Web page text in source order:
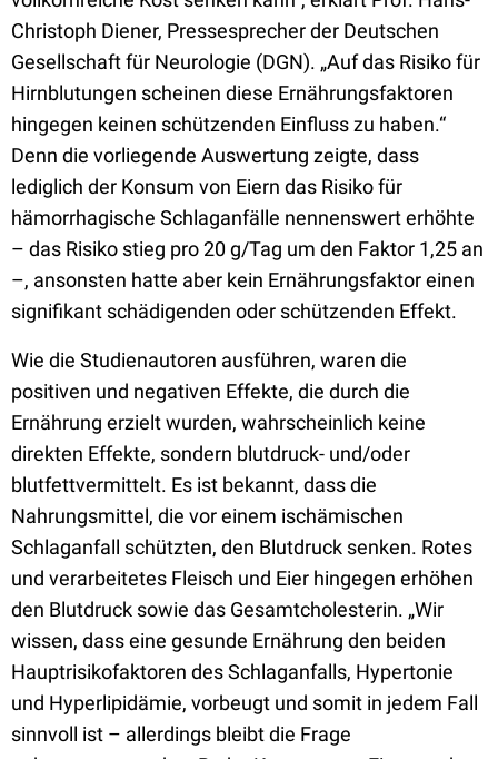
Christoph Diener, Pressesprecher der Deutschen
Gesellschaft für Neurologie (DGN). „Auf das Risiko für
Hirnblutungen scheinen diese Ernährungsfaktoren
hingegen keinen schützenden Einfluss zu haben.“
Denn die vorliegende Auswertung zeigte, dass
lediglich der Konsum von Eiern das Risiko für
hämorrhagische Schlaganfälle nennenswert erhöhte
– das Risiko stieg pro 20 g/Tag um den Faktor 1,25 an
–, ansonsten hatte aber kein Ernährungsfaktor einen
signifikant schädigenden oder schützenden Effekt.
Wie die Studienautoren ausführen, waren die
positiven und negativen Effekte, die durch die
Ernährung erzielt wurden, wahrscheinlich keine
direkten Effekte, sondern blutdruck- und/oder
blutfettvermittelt. Es ist bekannt, dass die
Nahrungsmittel, die vor einem ischämischen
Schlaganfall schützten, den Blutdruck senken. Rotes
und verarbeitetes Fleisch und Eier hingegen erhöhen
den Blutdruck sowie das Gesamtcholesterin. „Wir
wissen, dass eine gesunde Ernährung den beiden
Hauptrisikofaktoren des Schlaganfalls, Hypertonie
und Hyperlipidämie, vorbeugt und somit in jedem Fall
sinnvoll ist – allerdings bleibt die Frage